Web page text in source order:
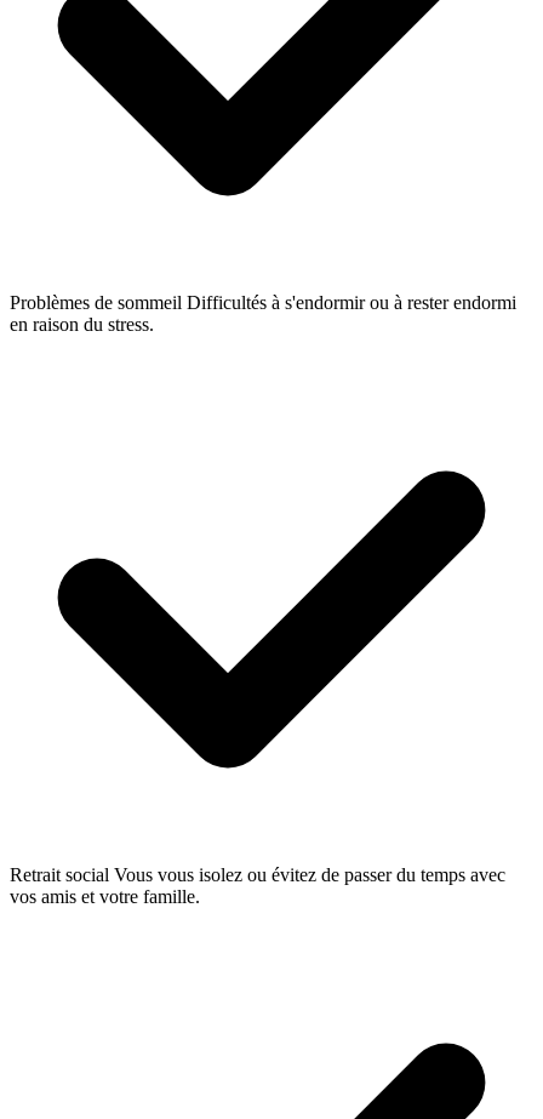
Problèmes de sommeil Difficultés à s'endormir ou à rester endormi
en raison du stress.
Retrait social Vous vous isolez ou évitez de passer du temps avec
vos amis et votre famille.